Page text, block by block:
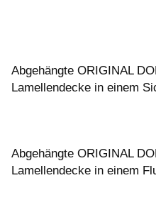
Abgehängte ORIGINAL
Lamellendecke in einem
Abgehängte ORIGINAL
Lamellendecke in einem